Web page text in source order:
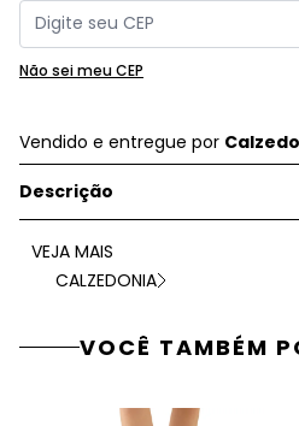
Não sei meu CEP
Vendido e entregue por
Descrição
VEJA MAIS
CALZEDONIA
VOCÊ TAMBÉM